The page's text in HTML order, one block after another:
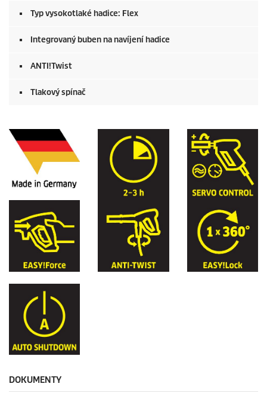
Typ vysokotlaké hadice: Flex
Integrovaný buben na navíjení hadice
ANTI!Twist
Tlakový spínač
DOKUMENTY